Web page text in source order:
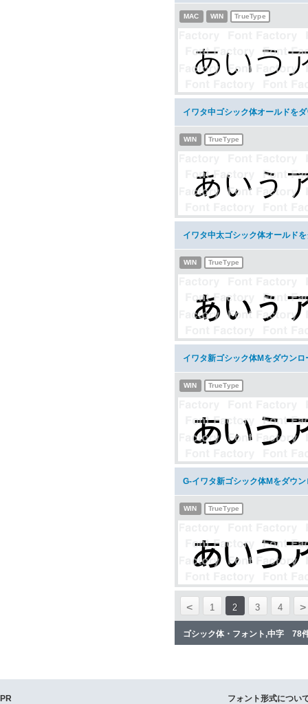
MAC WIN TrueType
イワタ中ゴシック体オールドを
WIN TrueType
イワタ中太ゴシック体オールド
WIN TrueType
イワタ新ゴシック体Mをダウンロ
WIN TrueType
G-イワタ新ゴシック体Mをダウン
WIN TrueType
< 1 2 3 4 >
ゴシック体・フォント,中字 78
PR フォント形式につい